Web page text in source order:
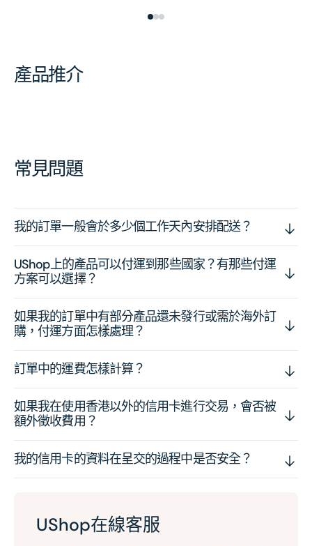
產品推介
常見問題
我的訂單一般會於多少個工作天內安排配送？
UShop上的產品可以付運到那些國家？有那些付運
方案可以選擇？
如果我的訂單中有部分產品還未發行或需於海外訂
購，付運方面怎樣處理？
訂單中的運費怎樣計算？
如果我在使用香港以外的信用卡進行交易，會否被
額外徵收費用？
我的信用卡的資料在呈交的過程中是否安全？
UShop在線客服